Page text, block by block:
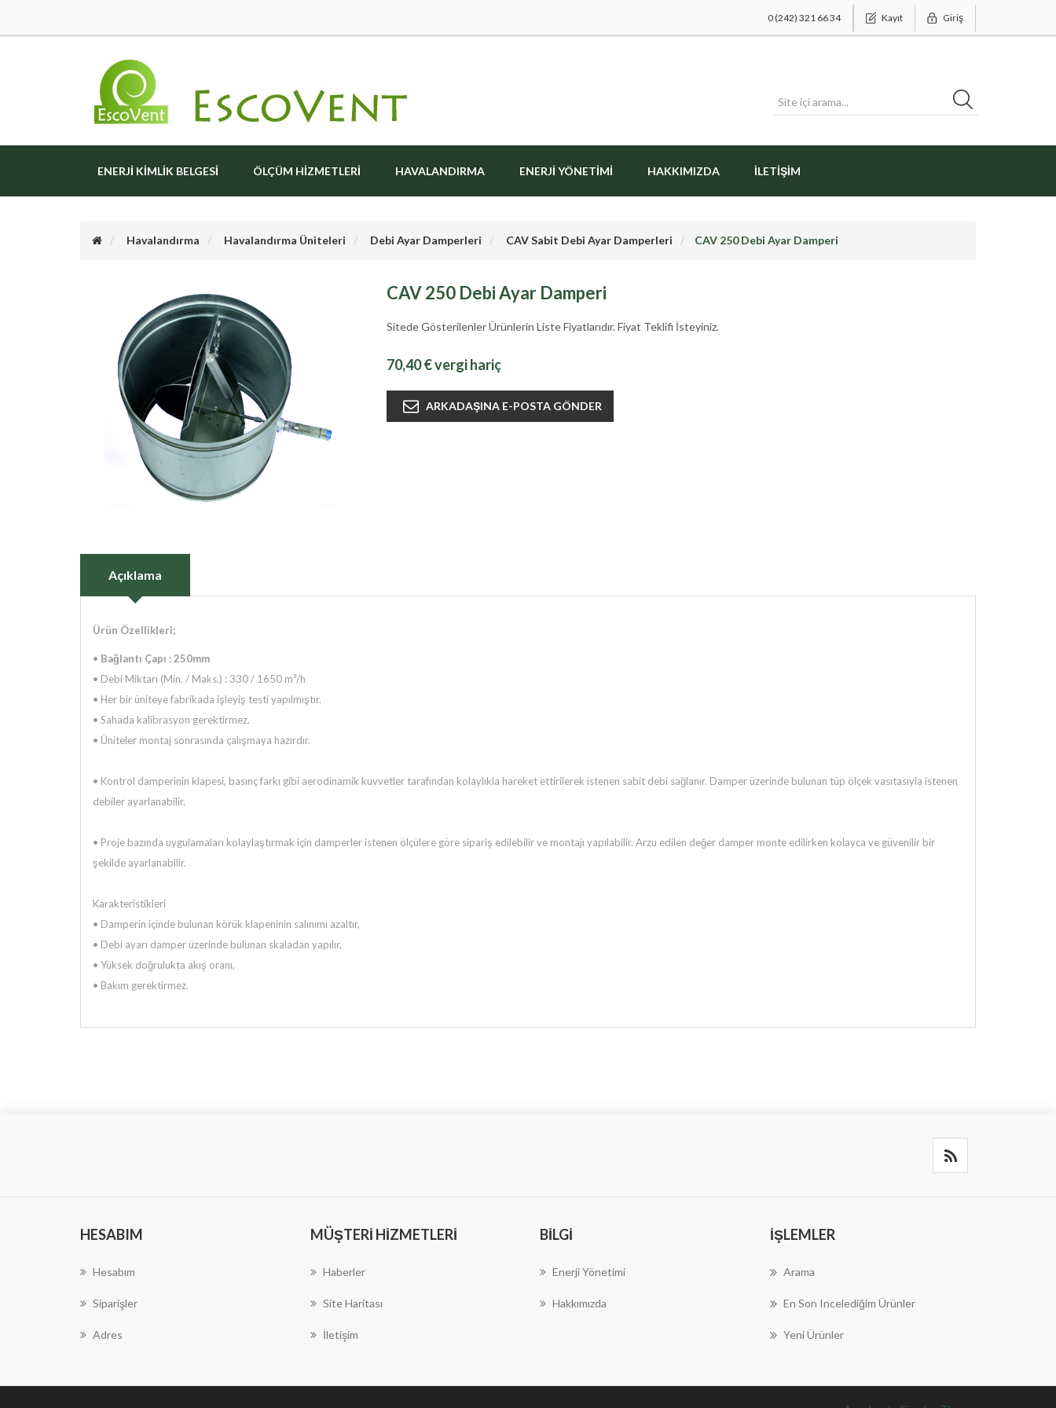
0 (242) 321 66 34 Kayıt Giriş
ENERJI KIMLIK BELGESI ÖLÇÜM HIZMETLERI HAVALANDIRMA ENERJI YÖNETIMI HAKKIMIZDA İLETIŞIM
Havalandırma Havalandırma Üniteleri Debi Ayar Damperleri CAV Sabit Debi Ayar Damperleri CAV 250 Debi Ayar Damperi
CAV 250 Debi Ayar Damperi
Sitede Gösterilenler Ürünlerin Liste Fiyatlarıdır. Fiyat Teklifi İsteyiniz.
70,40 € vergi hariç
Açıklama
Ürün Özellikleri;
• Bağlantı Çapı : 250mm
• Debi Miktarı (Min. / Maks.) : 330 / 1650 m³/h
• Her bir üniteye fabrikada işleyiş testi yapılmıştır.
• Sahada kalibrasyon gerektirmez.
• Üniteler montaj sonrasında çalışmaya hazırdır.
• Kontrol damperinin klapesi, basınç farkı gibi aerodinamik kuvvetler tarafından kolaylıkla hareket ettirilerek istenen sabit debi sağlanır. Damper üzerinde bulunan tüp ölçek vasıtasıyla istenen
debiler ayarlanabilir.
• Proje bazında uygulamaları kolaylaştırmak için damperler istenen ölçülere göre sipariş edilebilir ve montajı yapılabilir. Arzu edilen değer damper monte edilirken kolayca ve güvenilir bir
şekilde ayarlanabilir.
Karakteristikleri
• Damperin içinde bulunan körük klapeninin salınımı azaltır,
• Debi ayarı damper üzerinde bulunan skaladan yapılır,
• Yüksek doğrulukta akış oranı,
• Bakım gerektirmez.
HESABIM
Hesabım
Siparişler
Adres
MÜŞTERI HIZMETLERI
Haberler
Site Haritası
İletişim
BILGI
Enerji Yönetimi
Hakkımızda
İŞLEMLER
Arama
En Son Incelediğim Ürünler
Yeni Ürünler